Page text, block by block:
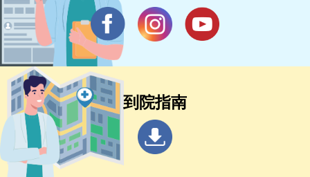
到院指南